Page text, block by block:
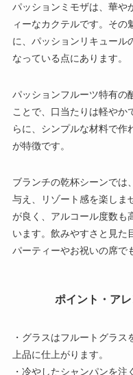
パッションミモザは、華や
ィーなカクテルです。その
に、パッションリキュール
なっている点にあります。
パッションフルーツ特有の
ことで、口当たりは軽やか
らに、シンプルな材料で作
が特徴です。
ブランチの乾杯シーンでは
与え、リゾート感を楽しま
が良く、アルコール度数も
います。飲みやすさと見た
パーティーやお祝いの席で
ポイント・ア
・グラスはフルートグラ
上品に仕上がります。
・冷やしたシャンパンを